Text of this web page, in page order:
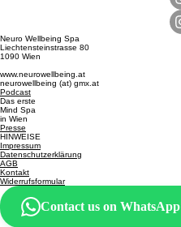
Neuro Wellbeing Spa
Liechtensteinstrasse 80
1090 Wien
www.neurowellbeing.at
neurowellbeing (at) gmx.at
Podcast
Das erste
Mind Spa
in Wien
Presse
HINWEISE
Impressum
Datenschutzerklärung
AGB
Kontakt
Widerrufsformular
Contact us on WhatsApp